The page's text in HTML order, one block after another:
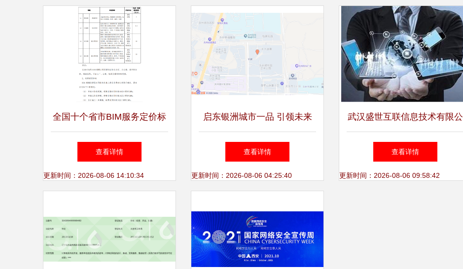
全国十个省市BIM服务定价标
准汇总 信息技术咨询服务视
角
查看详情
更新时间：2026-08-06 14:10:34
启东银洲城市一品 引领未来
生活方式的情报信息服务商
查看详情
更新时间：2026-08-06 04:25:40
武汉盛世互联信息技术有限公
司 数智时代企业数字化转型
的全面赋能专家
查看详情
更新时间：2026-08-06 09:58:42